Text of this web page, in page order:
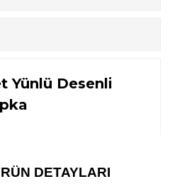
Yünlü Desenli
DETAYLARI